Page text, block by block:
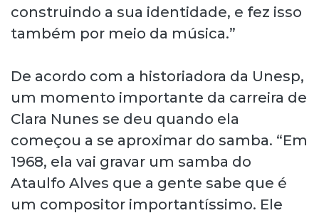
construindo a sua identidade, e fez isso
também por meio da música.”
De acordo com a historiadora da Unesp,
um momento importante da carreira de
Clara Nunes se deu quando ela
começou a se aproximar do samba. “Em
1968, ela vai gravar um samba do
Ataulfo Alves que a gente sabe que é
um compositor importantíssimo. Ele